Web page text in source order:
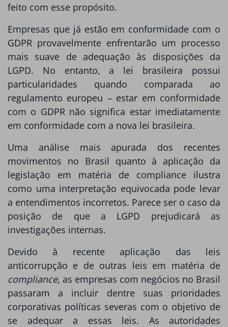
feito com esse propósito.
Empresas que já estão em conformidade com o
GDPR provavelmente enfrentarão um processo
mais suave de adequação às disposições da
LGPD. No entanto, a lei brasileira possui
particularidades quando comparada ao
regulamento europeu – estar em conformidade
com o GDPR não significa estar imediatamente
em conformidade com a nova lei brasileira.
Uma análise mais apurada dos recentes
movimentos no Brasil quanto à aplicação da
legislação em matéria de compliance ilustra
como uma interpretação equivocada pode levar
a entendimentos incorretos. Parece ser o caso da
posição de que a LGPD prejudicará as
investigações internas.
Devido à recente aplicação das leis
anticorrupção e de outras leis em matéria de
compliance, as empresas com negócios no Brasil
passaram a incluir dentre suas prioridades
corporativas políticas severas com o objetivo de
se adequar a essas leis. As autoridades